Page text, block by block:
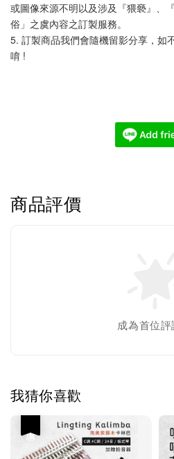
或圖像來源不明以及涉及『猥褻』、
俗」之虞內容之訂製服務。
5. 訂製商品我們會隨機留影分享，如
唷 !
商品評價
成為首位
我猜你喜歡